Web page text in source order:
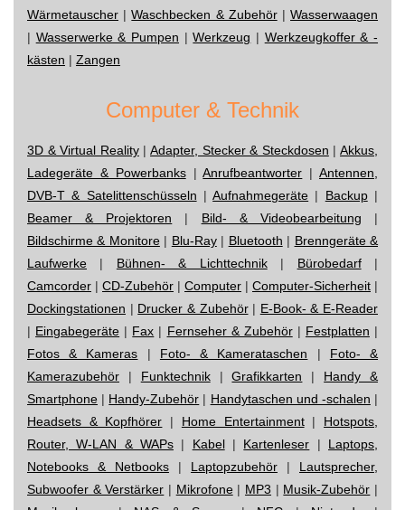
Wärmetauscher |Waschbecken & Zubehör|Wasserwaagen
| Wasserwerke & Pumpen |Werkzeug | Werkzeugkoffer & -
kästen | Zangen
Computer & Technik
3D & Virtual Reality|Adapter, Stecker & Steckdosen |Akkus,
Ladegeräte & Powerbanks|Anrufbeantworter |Antennen,
DVB-T & Satelittenschüsseln |Aufnahmegeräte | Backup|
Beamer & Projektoren | Bild- & Videobearbeitung |
Bildschirme & Monitore| Blu-Ray| Bluetooth | Brenngeräte &
Laufwerke | Bühnen- & Lichttechnik| Bürobedarf|
Camcorder | CD-Zubehör | Computer | Computer-Sicherheit |
Dockingstationen | Drucker & Zubehör| E-Book- & E-Reader
| Eingabegeräte | Fax | Fernseher & Zubehör| Festplatten |
Fotos & Kameras | Foto- & Kamerataschen | Foto- &
Kamerazubehör | Funktechnik|Grafikkarten | Handy &
Smartphone | Handy-Zubehör | Handytaschen und -schalen |
Headsets & Kopfhörer | Home Entertainment| Hotspots,
Router, W-LAN & WAPs | Kabel| Kartenleser | Laptops,
Notebooks & Netbooks | Laptopzubehör | Lautsprecher,
Subwoofer & Verstärker | Mikrofone| MP3 | Musik-Zubehör |